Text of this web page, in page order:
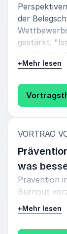
der
gestärkt.
nur die
sondern
vitales
+Mehr lesen
VORTRAG
was
Prävention
Burnout
bestimmte
+Mehr lesen